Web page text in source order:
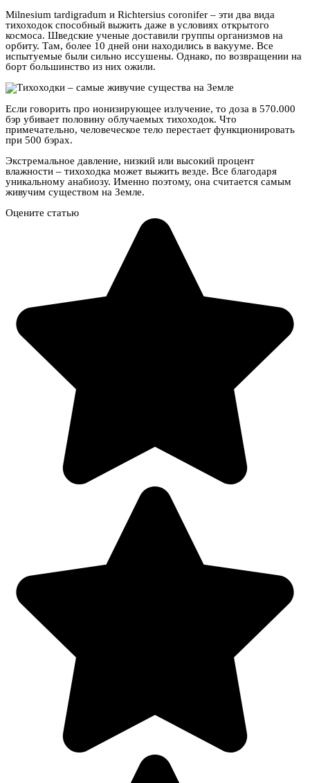
Milnesium tardigradum и Richtersius coronifer – эти два вида
тихоходок способный выжить даже в условиях открытого
космоса. Шведские ученые доставили группы организмов на
орбиту. Там, более 10 дней они находились в вакууме. Все
испытуемые были сильно иссушены. Однако, по возвращении на
борт большинство из них ожили.
Если говорить про ионизирующее излучение, то доза в 570.000
бэр убивает половину облучаемых тихоходок. Что
примечательно, человеческое тело перестает функционировать
при 500 бэрах.
Экстремальное давление, низкий или высокий процент
влажности – тихоходка может выжить везде. Все благодаря
уникальному анабиозу. Именно поэтому, она считается самым
живучим существом на Земле.
Оцените статью